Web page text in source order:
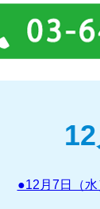
●12月7日（